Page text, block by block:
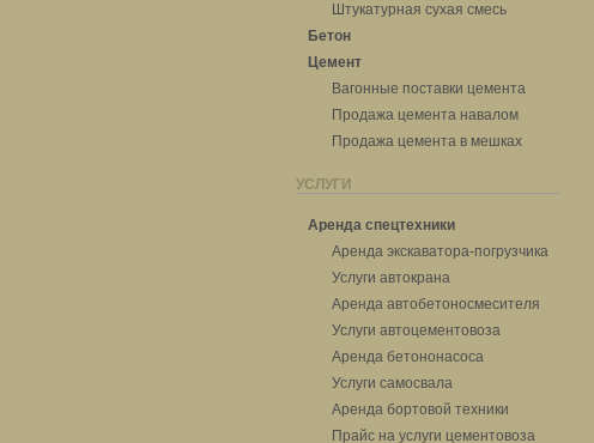
Штукатурная сухая смесь
Бетон
Цемент
Вагонные поставки цемента
Продажа цемента навалом
Продажа цемента в мешках
УСЛУГИ
Аренда спецтехники
Аренда экскаватора-погрузчика
Услуги автокрана
Аренда автобетоносмесителя
Услуги автоцементовоза
Аренда бетононасоса
Услуги самосвала
Аренда бортовой техники
Прайс на услуги цементовоза